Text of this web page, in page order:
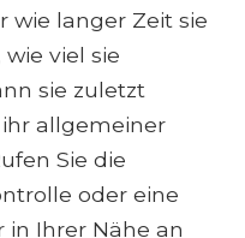
wie langer Zeit sie
viel sie
sie zuletzt
allgemeiner
Sie die
oder eine
Ihrer Nähe an